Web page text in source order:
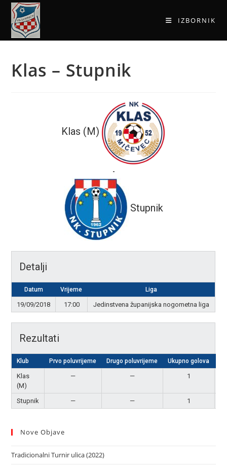
IZBORNIK
Klas – Stupnik
Klas (M)
-
Stupnik
Detalji
Datum Vrijeme Liga
19/09/2018 17:00 Jedinstvena županijska nogometna liga
Rezultati
Klub Prvo poluvrijeme Drugo poluvrijeme Ukupno golova
Klas
(M)
— — 1
Stupnik — — 1
Nove Objave
Tradicionalni Turnir ulica (2022)